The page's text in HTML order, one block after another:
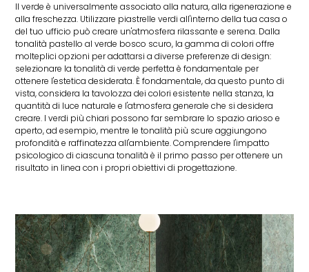
Il verde è universalmente associato alla natura, alla rigenerazione e
alla freschezza. Utilizzare piastrelle verdi all'interno della tua casa o
del tuo ufficio può creare un'atmosfera rilassante e serena. Dalla
tonalità pastello al verde bosco scuro, la gamma di colori offre
molteplici opzioni per adattarsi a diverse preferenze di design:
selezionare la tonalità di verde perfetta è fondamentale per
ottenere l'estetica desiderata. È fondamentale, da questo punto di
vista, considera la tavolozza dei colori esistente nella stanza, la
quantità di luce naturale e l'atmosfera generale che si desidera
creare. I verdi più chiari possono far sembrare lo spazio arioso e
aperto, ad esempio, mentre le tonalità più scure aggiungono
profondità e raffinatezza all'ambiente. Comprendere l'impatto
psicologico di ciascuna tonalità è il primo passo per ottenere un
risultato in linea con i propri obiettivi di progettazione.